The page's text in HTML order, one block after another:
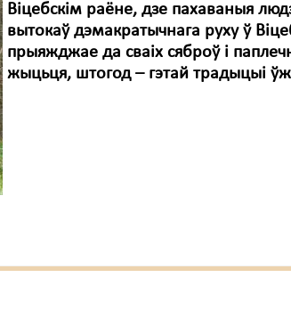
Віцебскім раёне, дзе пахаваныя
вытокаў дэмакратычнага руху ў
прыяжджае да сваіх сяброў і
жыцьця, штогод – гэтай традыцыі